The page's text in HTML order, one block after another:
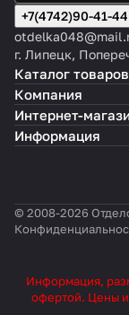
+7(4742)90-41-44
г. Липецк,
Каталог товаров
Компания
Интернет-
Информация
© 2008-2026
Информация,
офертой. Цены и